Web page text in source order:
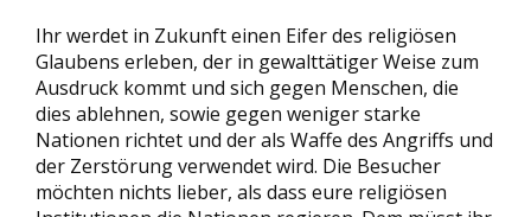
Ihr werdet in Zukunft einen Eifer des religiösen
Glaubens erleben, der in gewalttätiger Weise zum
Ausdruck kommt und sich gegen Menschen, die
dies ablehnen, sowie gegen weniger starke
Nationen richtet und der als Waffe des Angriffs und
der Zerstörung verwendet wird. Die Besucher
möchten nichts lieber, als dass eure religiösen